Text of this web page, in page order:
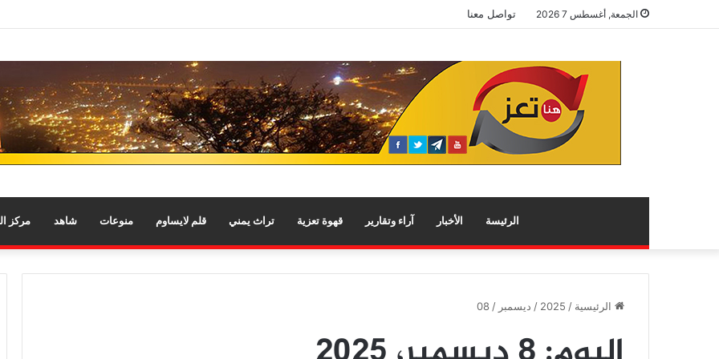
الجمعة, أغسطس 7 2026 تواصل معنا
الرئيسة الأخبار آراء وتقارير قهوة تعزية تراث يمني قلم لايساوم منوعات شاهد مركز
الرئيسية /
2025
/ ديسمبر /
08